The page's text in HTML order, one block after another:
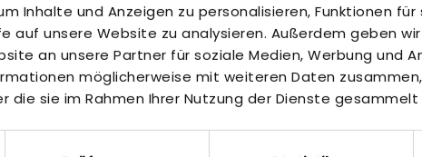
Inhalte und Anzeigen zu personalisieren, Funktionen
auf unsere Website zu analysieren. Außerdem geben
an unsere Partner für soziale Medien, Werbung und
möglicherweise mit weiteren Daten
sie im Rahmen Ihrer Nutzung der Dienste gesammelt